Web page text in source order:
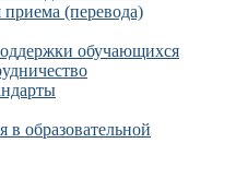
(перевода)
обучающихся
в образовательной